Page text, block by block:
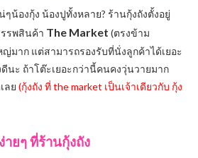
น้องกุ้ง น้องปูทั้งหลาย? ร้านกุ้งถังตั้งอยู่
รพสินค้า The Market (ตรงข้าม
ญ่มาก แต่สามารถรองรับที่นั่งลูกค้าได้เยอะ
นะ ถ้าโต๊ะเยอะกว่านี้คนคงวุ่นวายมาก
ลย (กุ้งถัง ที่ the market เป็นเจ้าเดียวกับ กุ้ง
ยๆ ที่ร้านกุ้งถัง